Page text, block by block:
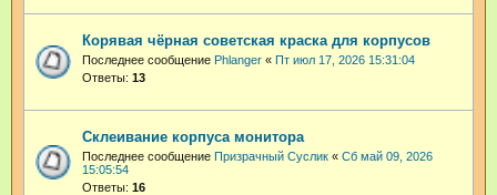
Корявая чёрная советская краска для корпусов
Последнее сообщение Phlanger « Пт июл 17, 2026 15:31:04
Ответы: 13
Склеивание корпуса монитора
Последнее сообщение Призрачный Суслик « Сб май 09, 2026
15:05:54
Ответы: 16